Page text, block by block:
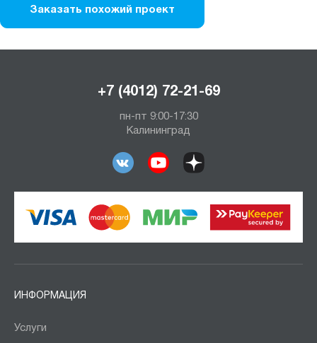
Заказать похожий проект
+7 (4012) 72-21-69
пн-пт 9:00-17:30
Калининград
ИНФОРМАЦИЯ
Услуги